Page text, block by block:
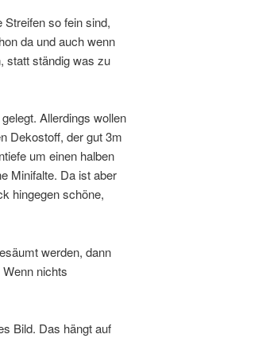
Streifen so fein sind,
da und auch wenn
statt ständig was zu
Allerdings wollen
Dekostoff, der gut 3m
um einen halben
Minifalte. Da ist aber
hingegen schöne,
werden, dann
nichts
Bild. Das hängt auf